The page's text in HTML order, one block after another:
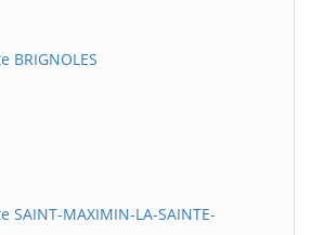
BRIGNOLES
SAINT-MAXIMIN-LA-SAINTE-